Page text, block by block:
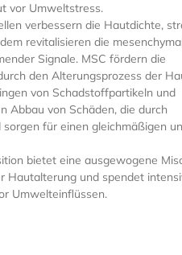
vor Umweltstress.
verbessern die Hautdichte,
revitalisieren die
Signale. MSC fördern die
den Alterungsprozess der
von Schadstoffpartikeln und
Abbau von Schäden, die durch
für einen gleichmäßigen
bietet eine ausgewogene
Hautalterung und spendet
Umwelteinflüssen.